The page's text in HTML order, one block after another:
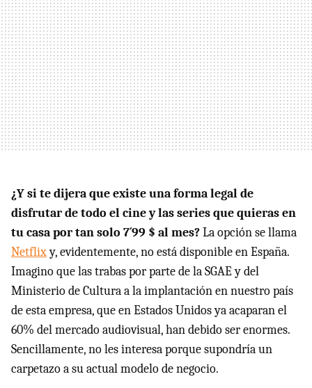
¿Y si te dijera que existe una forma legal de
disfrutar de todo el cine y las series que quieras en
tu casa por tan solo 7´99 $ al mes?La opción se llama
Netflixy, evidentemente, no está disponible en España.
Imagino que las trabas por parte de la SGAE y del
Ministerio de Cultura a la implantación en nuestro país
de esta empresa, que en Estados Unidos ya acaparan el
60% del mercado audiovisual, han debido ser enormes.
Sencillamente, no les interesa porque supondría un
carpetazo a su actual modelo de negocio.